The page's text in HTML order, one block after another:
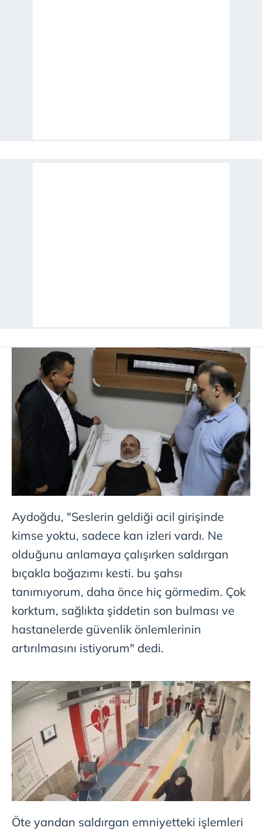
Aydoğdu, "Seslerin geldiği acil girişinde
kimse yoktu, sadece kan izleri vardı. Ne
olduğunu anlamaya çalışırken saldırgan
bıçakla boğazımı kesti. bu şahsı
tanımıyorum, daha önce hiç görmedim. Çok
korktum, sağlıkta şiddetin son bulması ve
hastanelerde güvenlik önlemlerinin
artırılmasını istiyorum" dedi.
Öte yandan saldırgan emniyetteki işlemleri